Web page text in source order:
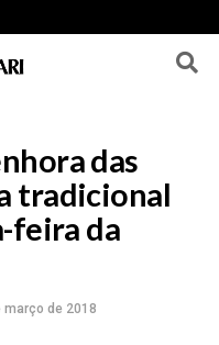
das
tradicional
feira da
março de 2018